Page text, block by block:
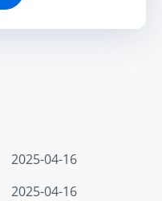
2025-04-16
2025-04-16